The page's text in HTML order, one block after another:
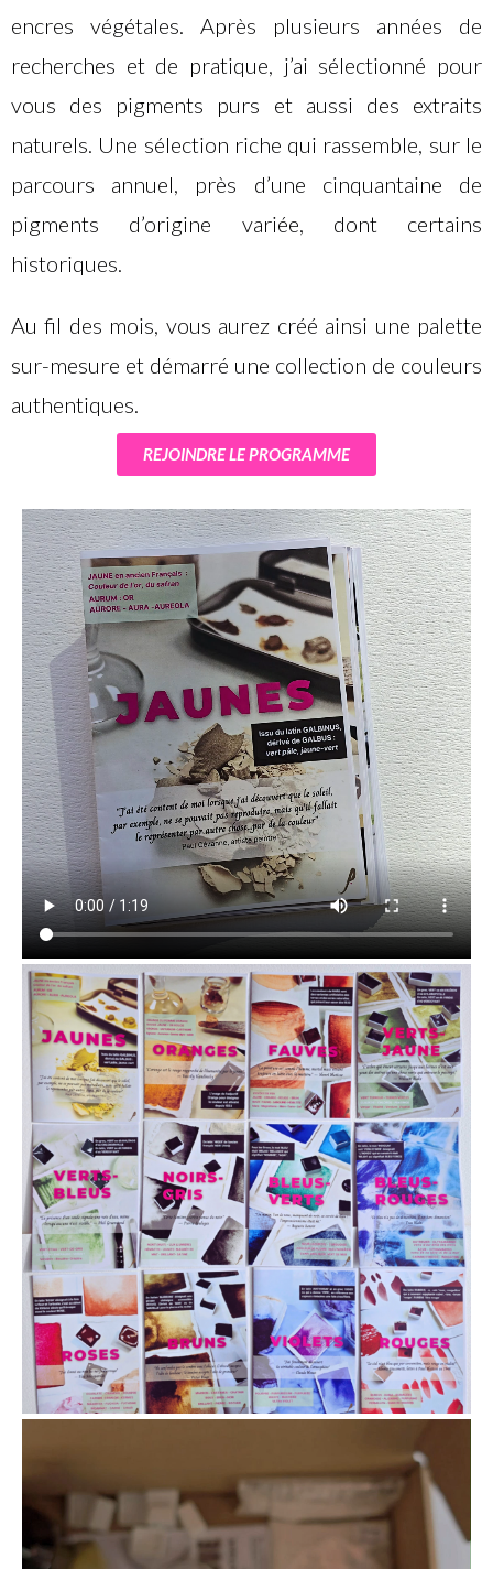
encres végétales. Après plusieurs années de
recherches et de pratique, j’ai sélectionné pour
vous des pigments purs et aussi des extraits
naturels. Une sélection riche qui rassemble, sur le
parcours annuel, près d’une cinquantaine de
pigments d’origine variée, dont certains
historiques.
Au fil des mois, vous aurez créé ainsi une palette
sur-mesure et démarré une collection de couleurs
authentiques.
REJOINDRE LE PROGRAMME